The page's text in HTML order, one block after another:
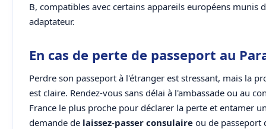
B, compatibles avec certains appareils européens munis
adaptateur.
En cas de perte de passeport au
Perdre son passeport à l'étranger est stressant, mais la
est claire. Rendez-vous sans délai à l'ambassade ou au
France le plus proche pour déclarer la perte et entamer
demande de laissez-passer consulaire ou de passeport